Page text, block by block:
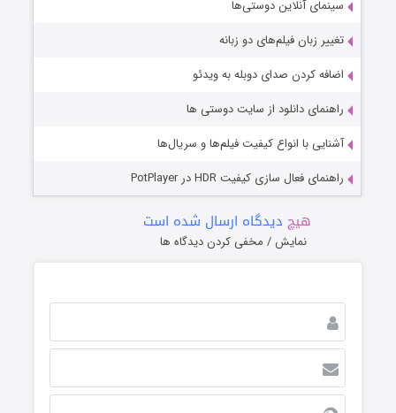
سینمای آنلاین دوستی‌ها
تغییر زبان فیلم‌های دو زبانه
اضافه کردن صدای دوبله به ویدئو
راهنمای دانلود از سایت دوستی ها
آشنایی با انواع کیفیت فیلم‌ها و سریال‌ها
راهنمای فعال سازی کیفیت HDR در PotPlayer
هیچ دیدگاه ارسال شده است
نمایش / مخفی کردن دیدگاه ها